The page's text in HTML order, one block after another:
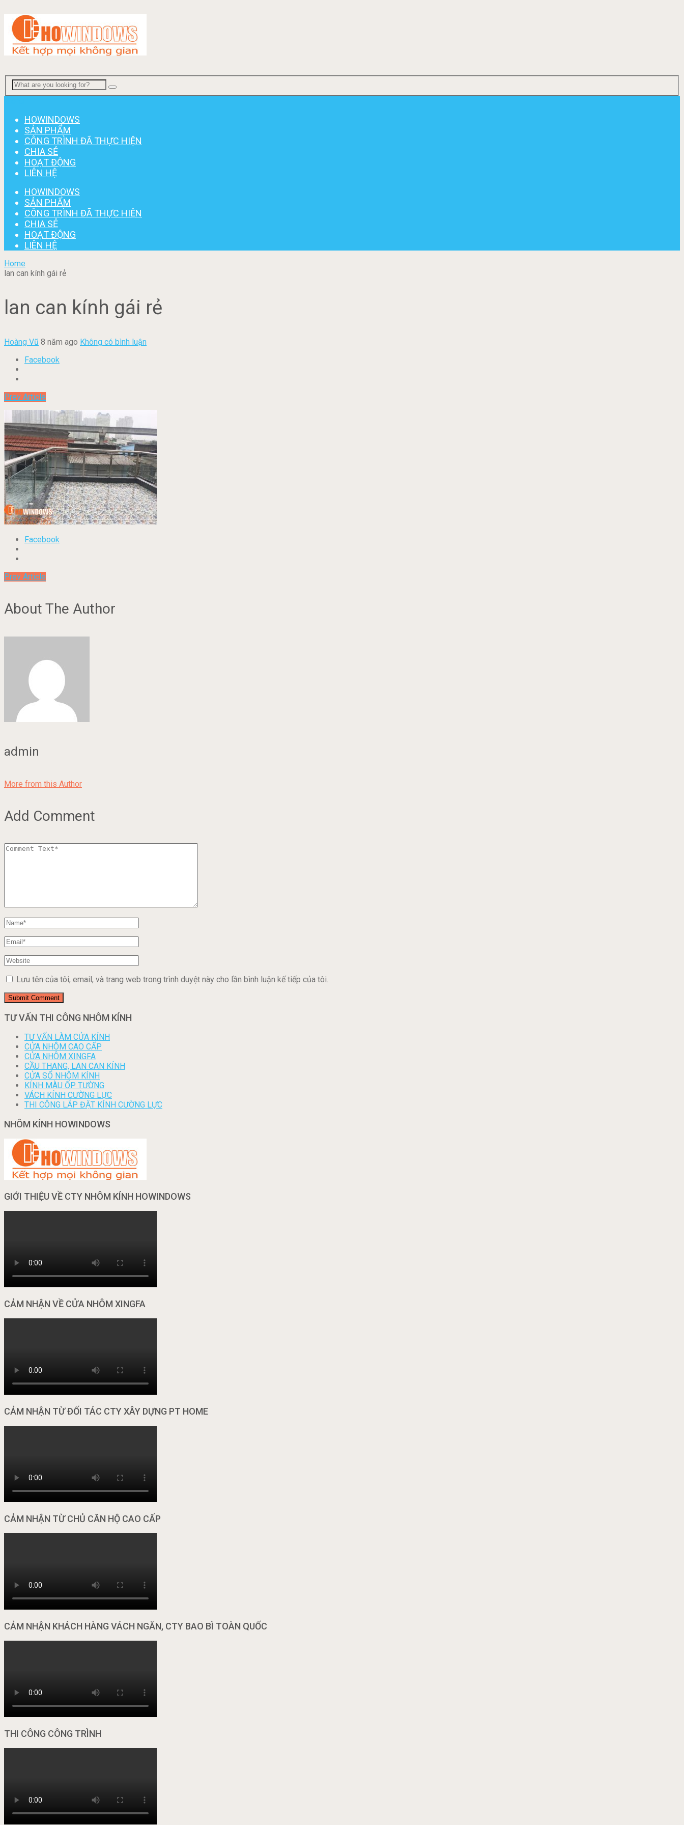
HOWINDOWS
SẢN PHẨM
CÔNG TRÌNH ĐÃ THỰC HIỆN
CHIA SẺ
HOẠT ĐỘNG
LIÊN HỆ
HOWINDOWS
SẢN PHẨM
CÔNG TRÌNH ĐÃ THỰC HIỆN
CHIA SẺ
HOẠT ĐỘNG
LIÊN HỆ
Home
lan can kính gái rẻ
lan can kính gái rẻ
Hoàng Vũ 8 năm ago Không có bình luận
Facebook
Prev Article
Facebook
Prev Article
About The Author
admin
More from this Author
Add Comment
Lưu tên của tôi, email, và trang web trong trình duyệt này cho lần bình luận kế tiếp của tôi.
TƯ VẤN THI CÔNG NHÔM KÍNH
TƯ VẤN LÀM CỬA KÍNH
CỬA NHÔM CAO CẤP
CỬA NHÔM XINGFA
CẦU THANG, LAN CAN KÍNH
CỬA SỔ NHÔM KÍNH
KÍNH MÀU ỐP TƯỜNG
VÁCH KÍNH CƯỜNG LỰC
THI CÔNG LẮP ĐẶT KÍNH CƯỜNG LỰC
NHÔM KÍNH HOWINDOWS
GIỚI THIỆU VỀ CTY NHÔM KÍNH HOWINDOWS
CẢM NHẬN VỀ CỬA NHÔM XINGFA
CẢM NHẬN TỪ ĐỐI TÁC CTY XÂY DỰNG PT HOME
CẢM NHẬN TỪ CHỦ CĂN HỘ CAO CẤP
CẢM NHẬN KHÁCH HÀNG VÁCH NGĂN, CTY BAO BÌ TOÀN QUỐC
THI CÔNG CÔNG TRÌNH